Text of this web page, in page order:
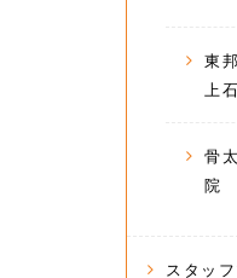
東
上
骨
院
スタッ